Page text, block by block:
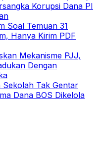
Korupsi Dana PI
Soal Temuan 31
Hanya Kirim PDF
Mekanisme PJJ,
Dengan
Sekolah Tak Gentar
Dana BOS Dikelola